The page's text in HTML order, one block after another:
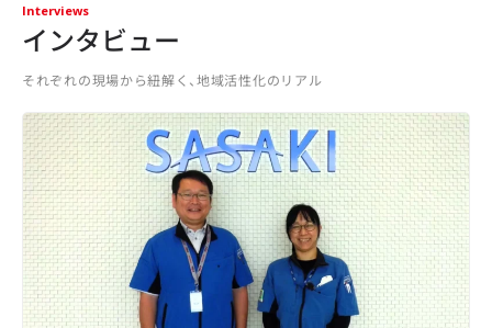
Interviews
インタビュー
それぞれの現場から紐解く、地域活性化のリアル